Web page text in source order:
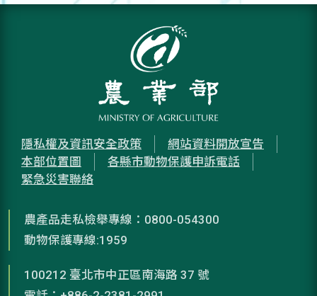
隱私權及資訊安全政策
網站資料開放宣告
本部位置圖
各縣市動物保護申訴電話
緊急災害聯絡
農產品走私檢舉專線：0800-054300
動物保護專線:1959
100212 臺北市中正區南海路 37 號